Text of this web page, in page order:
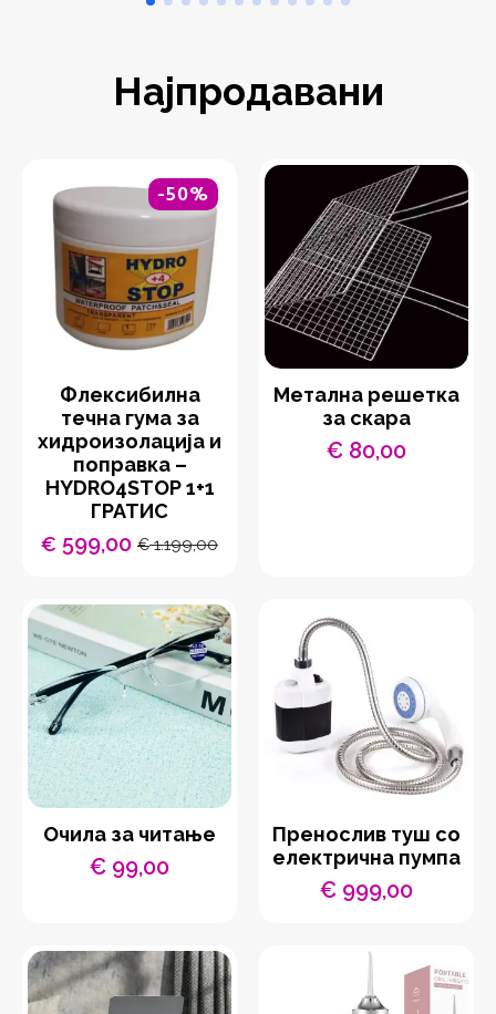
Најпродавани
-50%
Флексибилна
течна гума за
хидроизолација и
поправка –
HYDRO4STOP 1+1
ГРАТИС
€1.199,00
Original
was:
€ 1.199,00.
€ 599,00Current
is:
€ 599,00.
Метална решетка
за скара
€ 80,00
Очила за читање
€ 99,00
Пренослив туш со
електрична пумпа
€ 999,00